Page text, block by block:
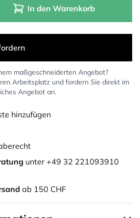
In den Warenkorb
maßgeschneiderten Angebot?
Arbeitsplatz und fordern Sie direkt im
Angebot an.
hinzufügen
unter +49 32 221093910
ab 150 CHF